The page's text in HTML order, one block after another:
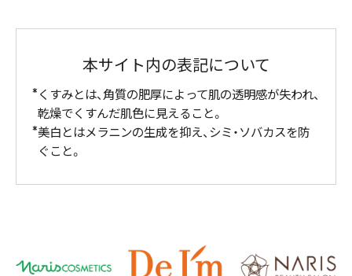
本サイト内の表記について
くすみとは、角質の肥厚によって肌の透明感が失われ、
乾燥でくすんだ肌色に見えること。
美白とはメラニンの生成を抑え、シミ・ソバカスを防
ぐこと。